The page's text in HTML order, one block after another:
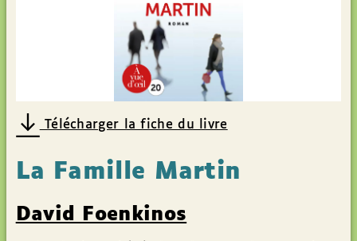
Télécharger la fiche du livre
La Famille Martin
David Foenkinos